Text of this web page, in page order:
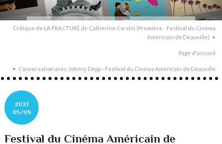
Critique de LA FRACTURE de Catherine Corsini (Première - Festival du Cinéma
Américain de Deauville)
Page d'accueil
Conversation avec Johnny Depp - Festival du Cinéma Américain de Deauville
2021
05/09
Festival du Cinéma Américain de